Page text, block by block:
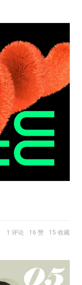
1 评论 16 赞 15 收藏